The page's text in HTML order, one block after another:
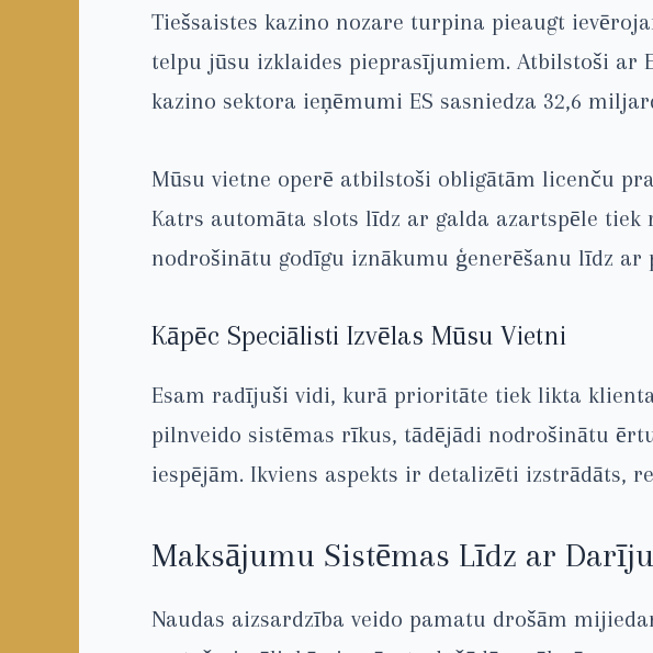
Tiešsaistes kazino nozare turpina pieaugt
telpu jūsu izklaides pieprasījumiem. Atbilstoši ar
kazino sektora ieņēmumi ES sasniedza 32,6
Mūsu vietne operē atbilstoši obligātām licenču
Katrs automāta slots līdz ar galda azartspēle
nodrošinātu godīgu iznākumu ģenerēšanu līdz
Kāpēc Speciālisti Izvēlas Mūsu Vietni
Esam radījuši vidi, kurā prioritāte tiek likta
pilnveido sistēmas rīkus, tādējādi nodrošinātu
iespējām. Ikviens aspekts ir detalizēti izstrādāts,
Maksājumu Sistēmas Līdz ar
Naudas aizsardzība veido pamatu drošām